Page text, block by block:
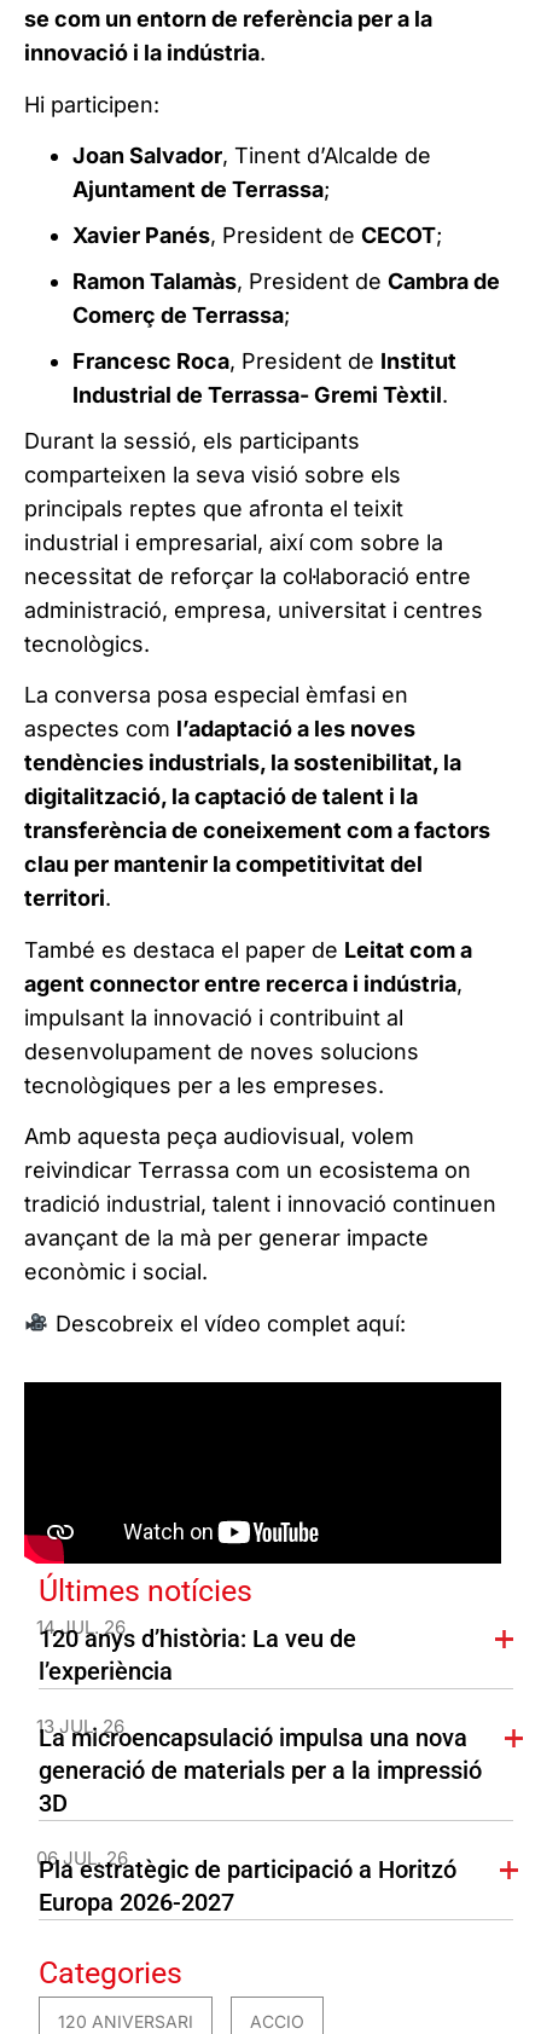
se com un entorn de referència per a la
innovació i la indústria.
Hi participen:
Joan Salvador, Tinent d’Alcalde de
Ajuntament de Terrassa;
Xavier Panés, President de CECOT;
Ramon Talamàs, President de Cambra de
Comerç de Terrassa;
Francesc Roca, President de Institut
Industrial de Terrassa- Gremi Tèxtil.
Durant la sessió, els participants
comparteixen la seva visió sobre els
principals reptes que afronta el teixit
industrial i empresarial, així com sobre la
necessitat de reforçar la col·laboració entre
administració, empresa, universitat i centres
tecnològics.
La conversa posa especial èmfasi en
aspectes com l’adaptació a les noves
tendències industrials, la sostenibilitat, la
digitalització, la captació de talent i la
transferència de coneixement com a factors
clau per mantenir la competitivitat del
territori.
També es destaca el paper de Leitat com a
agent connector entre recerca i indústria,
impulsant la innovació i contribuint al
desenvolupament de noves solucions
tecnològiques per a les empreses.
Amb aquesta peça audiovisual, volem
reivindicar Terrassa com un ecosistema on
tradició industrial, talent i innovació continuen
avançant de la mà per generar impacte
econòmic i social.
Descobreix el vídeo complet aquí:
Últimes notícies
14 JUL. 26
120 anys d’història: La veu de
l’experiència
13 JUL. 26
La microencapsulació impulsa una nova
generació de materials per a la impressió
3D
06 JUL. 26
Pla estratègic de participació a Horitzó
Europa 2026-2027
Categories
120 ANIVERSARI ACCIO